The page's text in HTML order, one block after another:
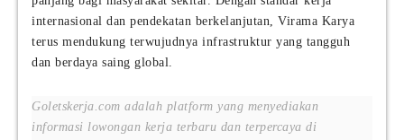
internasional dan pendekatan berkelanjutan, Virama Karya
terus mendukung terwujudnya infrastruktur yang tangguh
dan berdaya saing global.
Goletskerja.com adalah platform yang menyediakan
informasi lowongan kerja terbaru dan terpercaya di